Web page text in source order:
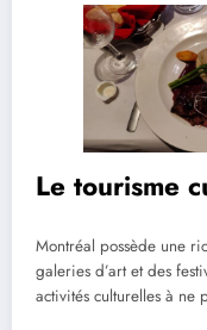
Le tourisme
Montréal possède une
galeries d’art et des
activités culturelles à ne